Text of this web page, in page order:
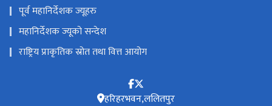
पूर्व महानिर्देशक ज्यूहरु
महानिर्देशक ज्यूको सन्देश
राष्ट्रिय प्राकृतिक स्रोत तथा वित्त आयोग
हरिहरभवन,ललितपुर